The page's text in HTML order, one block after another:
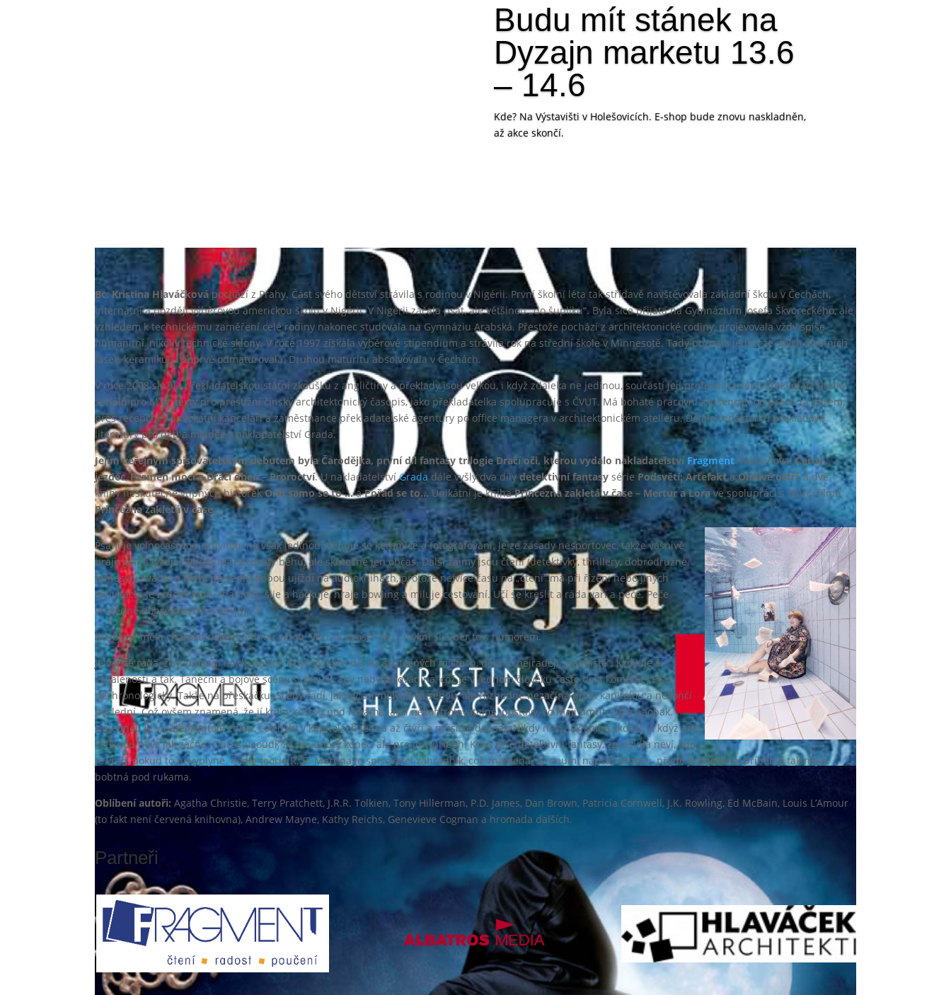
Budu mít stánek na
Dyzajn marketu 13.6
– 14.6
Kde? Na Výstavišti v Holešovicích. E-shop bude znovu naskladněn,
až akce skončí.
Bc. Kristina Hlaváčkovápochází z Prahy. Část svého dětství strávila s rodinou v Nigérii. První školní léta tak střídavě navštěvovala základní školu v Čechách,
internátní a později výběrovou americkou školu v Nigérii. V Nigérii začala psát, ale většinou „do šuplíku“. Byla sice přijata na Gymnázium Josefa Škvoreckého, ale
vzhledem k technickému zaměření celé rodiny nakonec studovala na Gymnáziu Arabská. Přestože pochází z architektonické rodiny, projevovala vždy spíše
humanitní, nikoliv technické sklony. V roce 1997 získala výběrové stipendium a strávila rok na střední škole v Minnesotě. Tady poznala jednu ze svých životních
lásek, keramiku, a poprvé odmaturovala. Druhou maturitu absolvovala v Čechách.
V roce 2008 složila překladatelskou státní zkoušku z angličtiny a překlady jsou velkou, i když zdaleka ne jedinou, součástí její profesní kariéry. Překládala titulky
seriálů pro MTV, texty pro prestižní čínský architektonický časopis, jako překladatelka spolupracuje s ČVUT. Má bohaté pracovní zkušenosti od práce za barem,
přes recepční v advokátní kanceláři a zaměstnance překladatelské agentury po office managera v architektonickém ateliéru. Dělala redaktorku překladové
literatury pro děti a mládež v nakladatelství Grada.
Jejím veřejným spisovatelským debutem byla Čarodějka, první díl fantasy trilogie Dračí oči, kterou vydalo nakladatelství Fragment. NásledovalČerný
jezdec,Pramen moci a Dračí oheň – Proroctví. U nakladatelstvíGradadále vyšly dva dílydetektivní fantasy série Podsvětí: ArtefaktaOhnivé ostří, a dvě
knihy neskutečně vtipných historekOno samo se to …aPořád se to… Unikátní je knihaPrincezna zakletá v čase – Mertur a Lorave spolupráci s tvůrci filmů
Princezna zakletá v čase.
Psaní je volnočasovou aktivitou, ne však jedinou. Věnuje se keramice a fotografování. Je ze zásady nesportovec, takže vášnivě
hraje golf a lyžuje. Občas má záchvaty běhu, ale skutečně jen občas. Další zájmy jsou čtení (detektivky, thrillery, dobrodružné,
fantasy), divadlo a filmy, poslední dobou ujíždí na audioknihách, protože nejvíce času na „čtení“ má při řízení nebo jiných
aktivitách. Je zručný kutil, chalupář, šije a háčkuje, hraje bowling a miluje cestování. Učí se kreslit a ráda vaří a peče. Peče
vražedně dobré cukroví a štrůdl.
Kdyby se měla charakterizovat jednou větou: Věci se prostě se…, zvykni si a ber to s humorem.
Je vážně ráda, že ji u psaní nikdo nevidí. Když vymýšlí děj na skutečných místech, dělá to nejraději „na místě“. Krokuje si
vzdálenosti a tak. Taneční a bojové scény si zkouší, aby nebyly hovadina, což je v jednom člověku často dost komedie. Píše
nechronologicky. Takže na přeskáčku. Scény řadí, jak by asi měly jít za sebou, ale rozhodně nezačíná první kapitolou a nekončí
poslední. Což ovšem znamená, že jí knihy rostou pod rukama jaksi nekontrolovatelně, postavy, co mají umřít, žijí a naopak.
Najednou je v páté kapitole chlap, co chybí v kapitolách jedna až čtyři a musí se dopsat. Nikdy neví, jak kniha skončí. A když ano,
většinou neví, jak začne. Občas usoudí, že má dobrý konec, ale pro jiný příběh. Když píše detektivní fantasy, zpravidla neví, kdo
je vrah, dokud to nevyplyne. Podle teorie R. R. Martina je spisovatel zahradník, což znamená, že neumí napsat osnovu, přijde jí zbytečná, příběh jí tak nějak
bobtná pod rukama.
Oblíbení autoři: Agatha Christie, Terry Pratchett, J.R.R. Tolkien, Tony Hillerman, P.D. James, Dan Brown, Patricia Cornwell, J.K. Rowling, Ed McBain, Louis L’Amour
(to fakt není červená knihovna), Andrew Mayne, Kathy Reichs, Genevieve Cogman a hromada dalších.
Partneři